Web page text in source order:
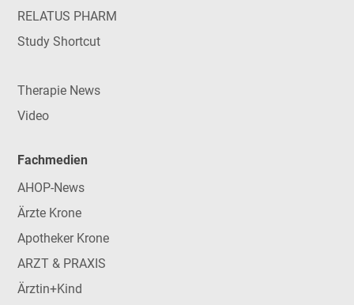
RELATUS PHARM
Study Shortcut
Therapie News
Video
Fachmedien
AHOP-News
Ärzte Krone
Apotheker Krone
ARZT & PRAXIS
Ärztin+Kind